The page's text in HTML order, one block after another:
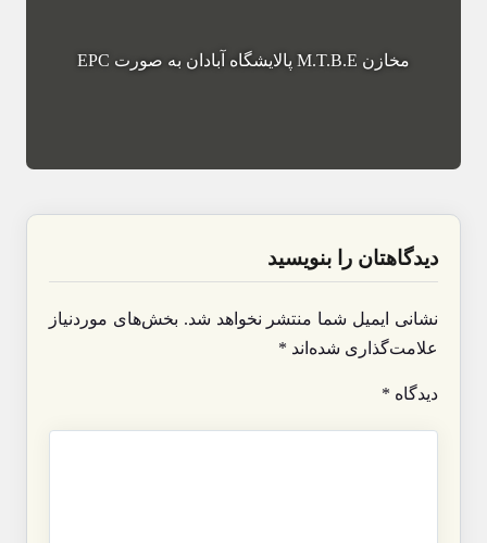
مخازن M.T.B.E پالایشگاه آبادان به صورت EPC
دیدگاهتان را بنویسید
نشانی ایمیل شما منتشر نخواهد شد. بخش‌های موردنیاز
علامت‌گذاری شده‌اند *
دیدگاه *